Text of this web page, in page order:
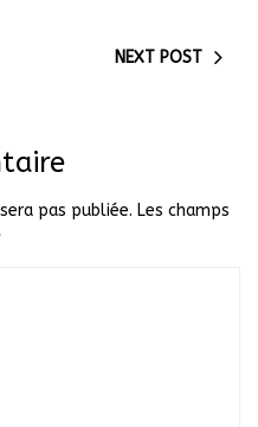
NEXT POST
pas publiée. Les champs